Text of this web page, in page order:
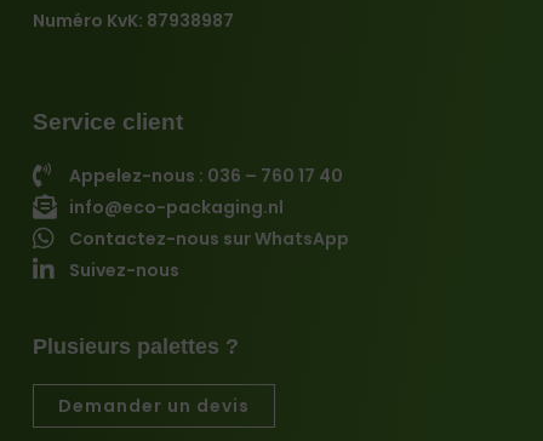
Service client
Appelez-nous : 036 – 760 17 40
info@eco-packaging.nl
Contactez-nous sur WhatsApp
Suivez-nous
Plusieurs palettes ?
Demander un devis
Numéro KvK: 87938987